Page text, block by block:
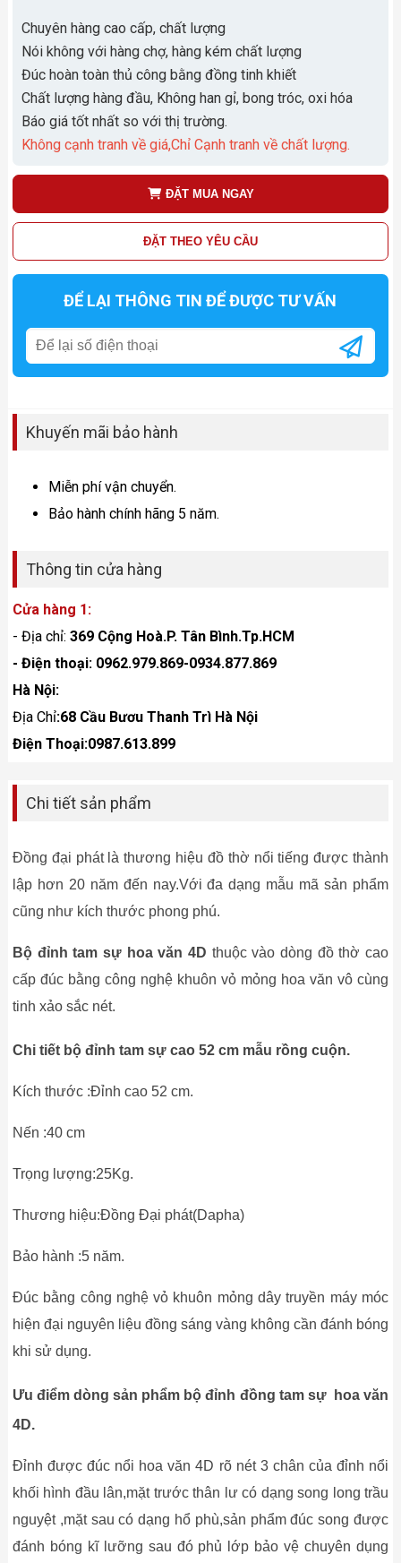
Chuyên hàng cao cấp, chất lượng
Nói không với hàng chợ, hàng kém chất lượng
Đúc hoàn toàn thủ công bằng đồng tinh khiết
Chất lượng hàng đầu, Không han gỉ, bong tróc, oxi hóa
Báo giá tốt nhất so với thị trường.
Không cạnh tranh về giá,Chỉ Cạnh tranh về chất lượng.
ĐẶT MUA NGAY
ĐẶT THEO YÊU CẦU
ĐỂ LẠI THÔNG TIN ĐỂ ĐƯỢC TƯ VẤN
Khuyến mãi bảo hành
Miễn phí vận chuyển.
Bảo hành chính hãng 5 năm.
Thông tin cửa hàng
Cửa hàng 1:
- Địa chỉ: 369 Cộng Hoà.P. Tân Bình.Tp.HCM
- Điện thoại: 0962.979.869-0934.877.869
Hà Nội:
Địa Chỉ:68 Cầu Bươu Thanh Trì Hà Nội
Điện Thoại:0987.613.899
Chi tiết sản phẩm
Đồng đại phát là thương hiệu đồ thờ nổi tiếng được thành
lập hơn 20 năm đến nay.Với đa dạng mẫu mã sản phẩm
cũng như kích thước phong phú.
Bộ đỉnh tam sự hoa văn 4D thuộc vào dòng đồ thờ cao
cấp đúc bằng công nghệ khuôn vỏ mỏng hoa văn vô cùng
tinh xảo sắc nét.
Chi tiết bộ đỉnh tam sự cao 52 cm mẫu rồng cuộn.
Kích thước :Đỉnh cao 52 cm.
Nến :40 cm
Trọng lượng:25Kg.
Thương hiệu:Đồng Đại phát(Dapha)
Bảo hành :5 năm.
Đúc bằng công nghệ vỏ khuôn mỏng dây truyền máy móc
hiện đại nguyên liệu đồng sáng vàng không cần đánh bóng
khi sử dụng.
Ưu điểm dòng sản phẩm bộ đỉnh đồng tam sự hoa văn
4D.
Đỉnh được đúc nổi hoa văn 4D rõ nét 3 chân của đỉnh nổi
khối hình đầu lân,mặt trước thân lư có dạng song long trầu
nguyệt ,mặt sau có dạng hổ phù,sản phẩm đúc song được
đánh bóng kĩ lưỡng sau đó phủ lớp bảo vệ chuyên dụng